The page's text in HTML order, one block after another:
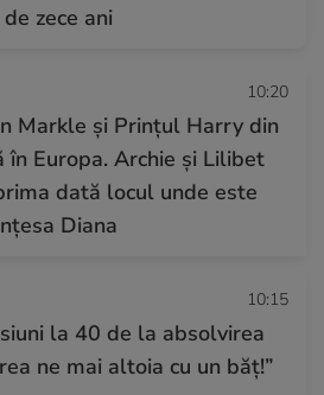
zece ani
10:20
Markle și Prințul Harry din
în Europa. Archie și Lilibet
dată locul unde este
Diana
10:15
la 40 de la absolvirea
ne mai altoia cu un băț!”